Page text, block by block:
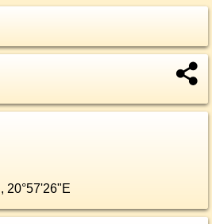
, 20°57'26"E